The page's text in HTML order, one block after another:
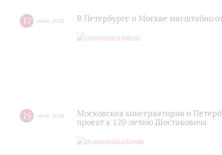
17 июля 2026 В Петербурге и Москве масштабно
15 июля 2026
Московская консерватория и
проект к 120-летию Шостаковича